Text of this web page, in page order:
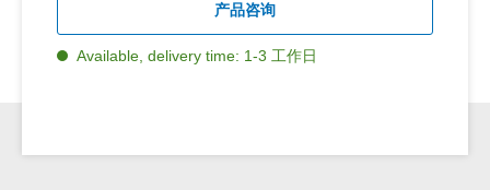
产品咨询
Available, delivery time: 1-3 工作日